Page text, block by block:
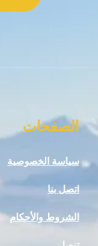
الصفحات
سياسة الخصوصية
اتصل بنا
الشروط والأحكام